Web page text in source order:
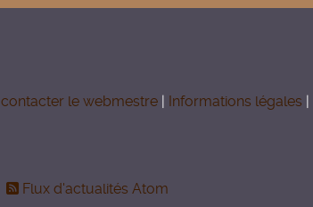
contacter le webmestre | Informations légales |
Flux d'actualités Atom